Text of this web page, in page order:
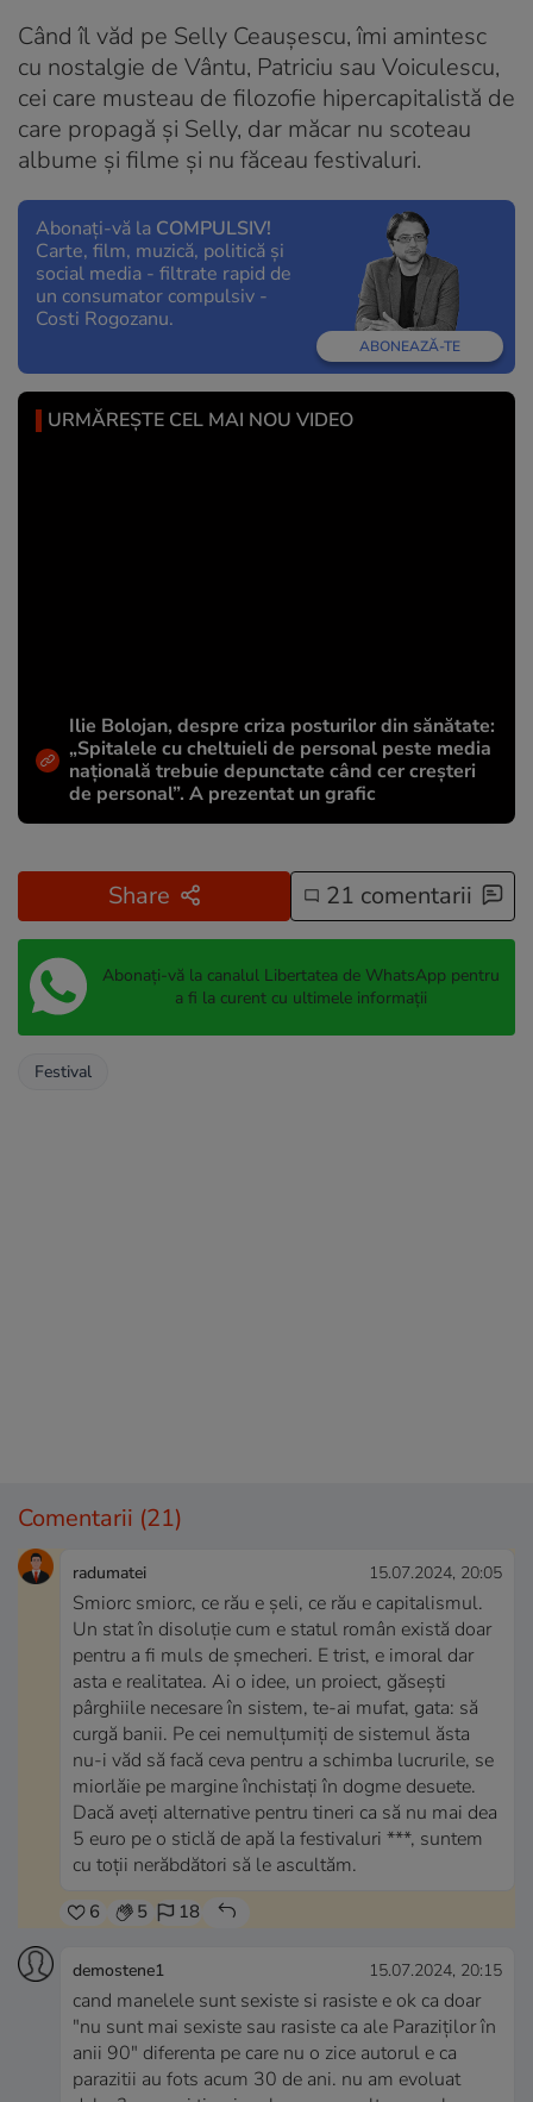
Când îl văd pe Selly Ceaușescu, îmi amintesc
cu nostalgie de Vântu, Patriciu sau Voiculescu,
cei care musteau de filozofie hipercapitalistă de
care propagă și Selly, dar măcar nu scoteau
albume și filme și nu făceau festivaluri.
Abonați-vă la COMPULSIV!
Carte, film, muzică, politică și
social media - filtrate rapid de
un consumator compulsiv -
Costi Rogozanu.
ABONEAZĂ-TE
URMĂREȘTE CEL MAI NOU VIDEO
Ilie Bolojan, despre criza posturilor din sănătate:
„Spitalele cu cheltuieli de personal peste media
națională trebuie depunctate când cer creșteri
de personal”. A prezentat un grafic
Share 21 comentarii
Abonați-vă la canalul Libertatea de WhatsApp pentru
a fi la curent cu ultimele informații
Festival
Comentarii (21)
radumatei 15.07.2024, 20:05
Smiorc smiorc, ce rău e șeli, ce rău e capitalismul.
Un stat în disoluție cum e statul român există doar
pentru a fi muls de șmecheri. E trist, e imoral dar
asta e realitatea. Ai o idee, un proiect, găsești
pârghiile necesare în sistem, te-ai mufat, gata: să
curgă banii. Pe cei nemulțumiți de sistemul ăsta
nu-i văd să facă ceva pentru a schimba lucrurile, se
miorlăie pe margine închistați în dogme desuete.
Dacă aveți alternative pentru tineri ca să nu mai dea
5 euro pe o sticlă de apă la festivaluri ***, suntem
cu toții nerăbdători să le ascultăm.
6 5 18
demostene1 15.07.2024, 20:15
cand manelele sunt sexiste si rasiste e ok ca doar
"nu sunt mai sexiste sau rasiste ca ale Paraziților în
anii 90" diferenta pe care nu o zice autorul e ca
parazitii au fots acum 30 de ani. nu am evoluat